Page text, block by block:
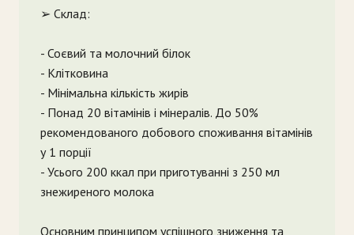
➢ Склад:
- Соєвий та молочний білок
- Клітковина
- Мінімальна кількість жирів
- Понад 20 вітамінів і мінералів. До 50%
рекомендованого добового споживання вітамінів
у 1 порції
- Усього 200 ккал при приготуванні з 250 мл
знежиреного молока
Основним принципом успішного зниження та